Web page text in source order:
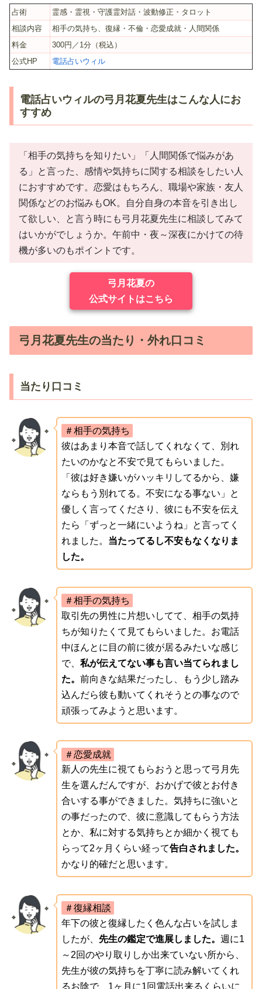
占術
霊感・霊視・守護霊対話・波動修正・タロット
相談内容
相手の気持ち、復縁・不倫・恋愛成就・人間関係
料金
300円／1分（税込）
公式HP
電話占いウィル
電話占いウィルの弓月花夏先生はこんな人にお
すすめ
「相手の気持ちを知りたい」「人間関係で悩みがあ
る」と言った、感情や気持ちに関する相談をしたい人
におすすめです。恋愛はもちろん、職場や家族・友人
関係などのお悩みもOK。自分自身の本音を引き出し
て欲しい、と言う時にも弓月花夏先生に相談してみて
はいかがでしょうか。午前中・夜～深夜にかけての待
機が多いのもポイントです。
弓月花夏の
公式サイトはこちら
弓月花夏先生の当たり・外れ口コミ
当たり口コミ
＃相手の気持ち
彼はあまり本音で話してくれなくて、別れ
たいのかなと不安で見てもらいました。
「彼は好き嫌いがハッキリしてるから、嫌
ならもう別れてる。不安になる事ない」と
優しく言ってくださり、彼にも不安を伝え
たら「ずっと一緒にいようね」と言ってく
れました。 当たってるし不安もなくなりま
した。
＃相手の気持ち
取引先の男性に片想いしてて、相手の気持
ちが知りたくて見てもらいました。お電話
中ほんとに目の前に彼が居るみたいな感じ
で、 私が伝えてない事も言い当てられまし
た。 前向きな結果だったし、もう少し踏み
込んだら彼も動いてくれそうとの事なので
頑張ってみようと思います。
＃恋愛成就
新人の先生に視てもらおうと思って弓月先
生を選んだんですが、おかげで彼とお付き
合いする事ができました。気持ちに強いと
の事だったので、彼に意識してもらう方法
とか、私に対する気持ちとか細かく視ても
らって2ヶ月くらい経って告白されました。
かなり的確だと思います。
＃復縁相談
年下の彼と復縁したく色んな占いを試しま
したが、 先生の鑑定で進展しました。 週に1
～2回のやり取りしか出来ていない所から、
先生が彼の気持ちを丁寧に読み解いてくれ
るお陰で、1ヶ月に1回電話出来るくらいに